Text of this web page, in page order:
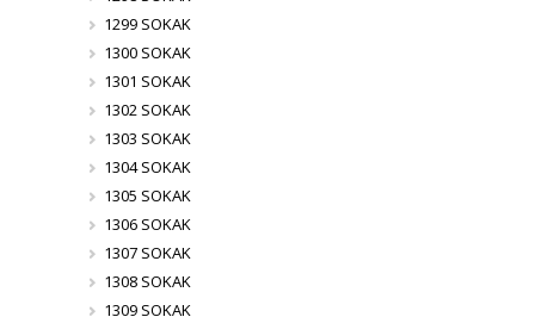
1299 SOKAK
1300 SOKAK
1301 SOKAK
1302 SOKAK
1303 SOKAK
1304 SOKAK
1305 SOKAK
1306 SOKAK
1307 SOKAK
1308 SOKAK
1309 SOKAK